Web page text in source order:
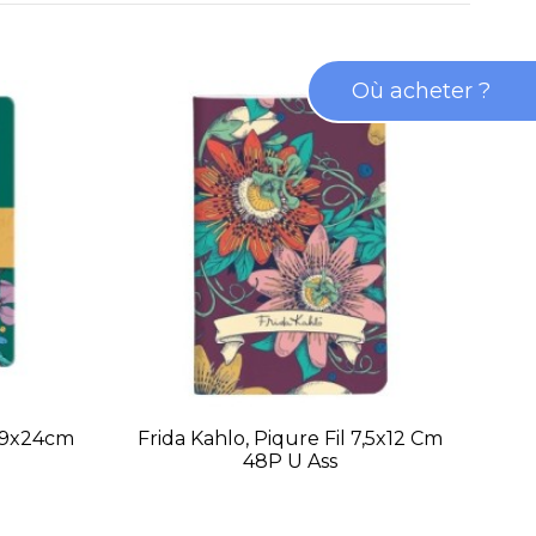
Frida Kahlo, Piqure Fil 7,5x12 Cm
48P U Ass
Où acheter ?